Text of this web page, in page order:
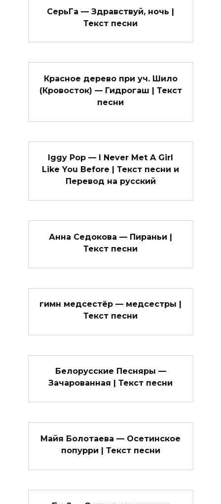
СерьГа — Здравствуй, ночь |
Текст песни
Красное дерево при уч. Шило
(Кровосток) — Гидрогаш | Текст
песни
Iggy Pop — I Never Met A Girl
Like You Before | Текст песни и
Перевод на русский
Анна Седокова — Пираньи |
Текст песни
гимн медсестёр — медсестры |
Текст песни
Белорусские Песняры —
Зачарованная | Текст песни
Майя Болотаева — Осетинское
попурри | Текст песни